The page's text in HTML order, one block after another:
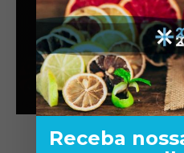
Receba